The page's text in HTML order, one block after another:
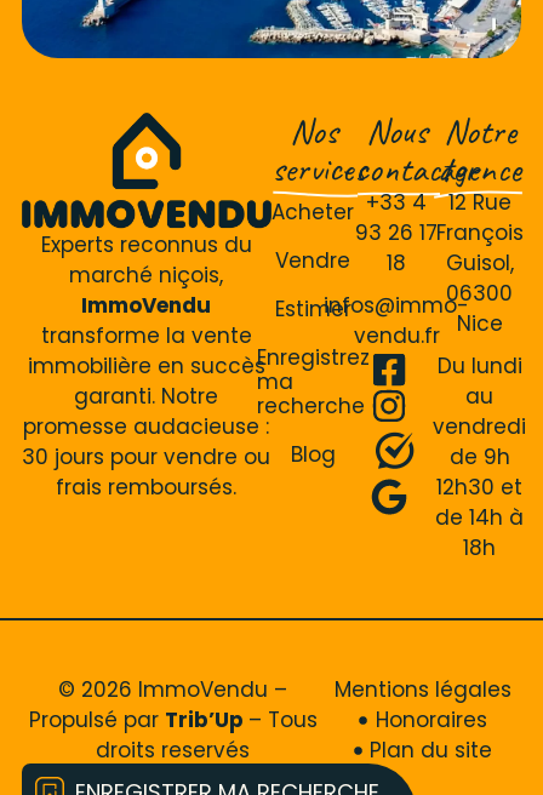
Experts reconnus du
marché niçois,
ImmoVendu
transforme la vente
immobilière en succès
garanti. Notre
promesse audacieuse :
30 jours pour vendre ou
frais remboursés.
Nos
services
Acheter
Vendre
Estimer
Enregistrez
ma
recherche
Blog
Nous
contacter
+33 4
93 26 17
18
infos@immo-
vendu.fr
Notre
agence
12 Rue
François
Guisol,
06300
Nice
Du lundi
au
vendredi
de 9h
12h30 et
de 14h à
18h
© 2026 ImmoVendu –
Propulsé par Trib’Up – Tous
droits reservés
Mentions légales
Honoraires
Plan du site